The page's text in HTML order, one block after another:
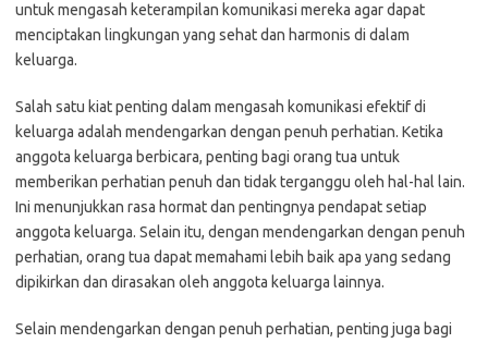
untuk mengasah keterampilan komunikasi mereka agar dapat
menciptakan lingkungan yang sehat dan harmonis di dalam
keluarga.
Salah satu kiat penting dalam mengasah komunikasi efektif di
keluarga adalah mendengarkan dengan penuh perhatian. Ketika
anggota keluarga berbicara, penting bagi orang tua untuk
memberikan perhatian penuh dan tidak terganggu oleh hal-hal lain.
Ini menunjukkan rasa hormat dan pentingnya pendapat setiap
anggota keluarga. Selain itu, dengan mendengarkan dengan penuh
perhatian, orang tua dapat memahami lebih baik apa yang sedang
dipikirkan dan dirasakan oleh anggota keluarga lainnya.
Selain mendengarkan dengan penuh perhatian, penting juga bagi